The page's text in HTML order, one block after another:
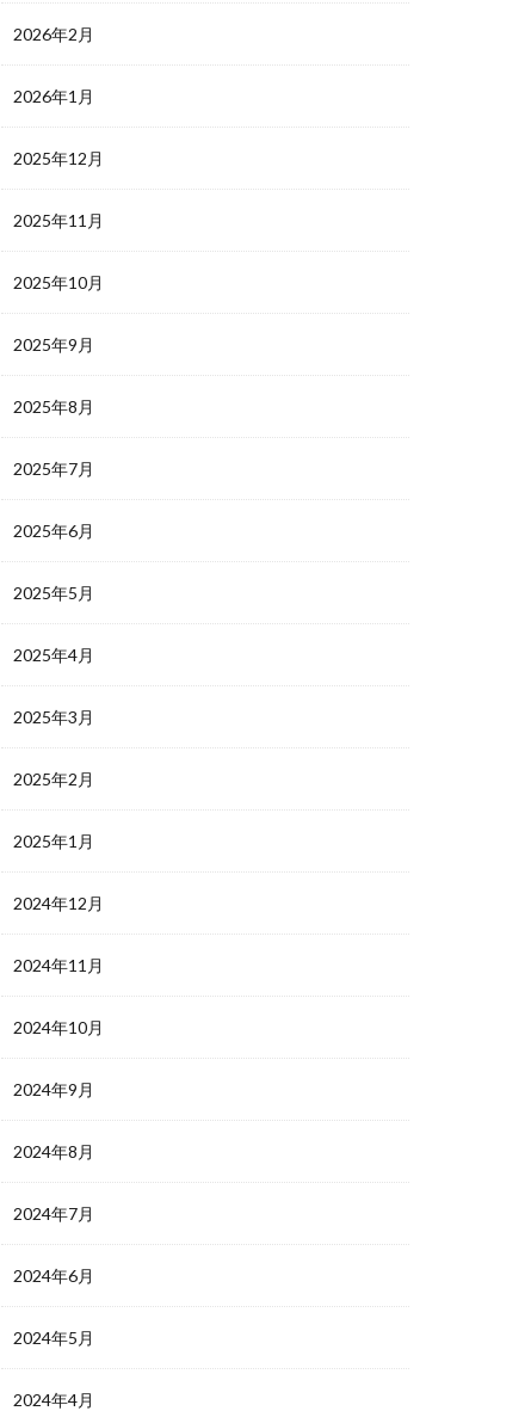
2026年2月
2026年1月
2025年12月
2025年11月
2025年10月
2025年9月
2025年8月
2025年7月
2025年6月
2025年5月
2025年4月
2025年3月
2025年2月
2025年1月
2024年12月
2024年11月
2024年10月
2024年9月
2024年8月
2024年7月
2024年6月
2024年5月
2024年4月